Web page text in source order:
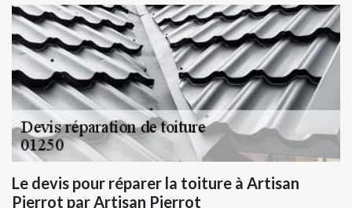
Le devis pour réparer la toiture à Artisan
Pierrot par Artisan Pierrot